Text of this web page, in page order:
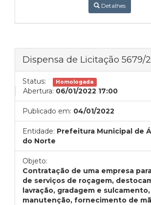
Detalhes
Dispensa de Licitação 5679/
Status: Homologada
Abertura: 06/01/2022 17:00
Publicado em: 04/01/2022
Entidade: Prefeitura Municipal de
do Norte
Objeto:
Contratação de uma empresa
de serviços de roçagem,
lavração, gradagem e
manutenção, fornecimento de